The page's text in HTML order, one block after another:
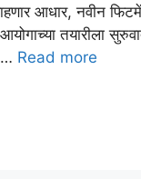
आधार, नवीन
तयारीला
… Read more